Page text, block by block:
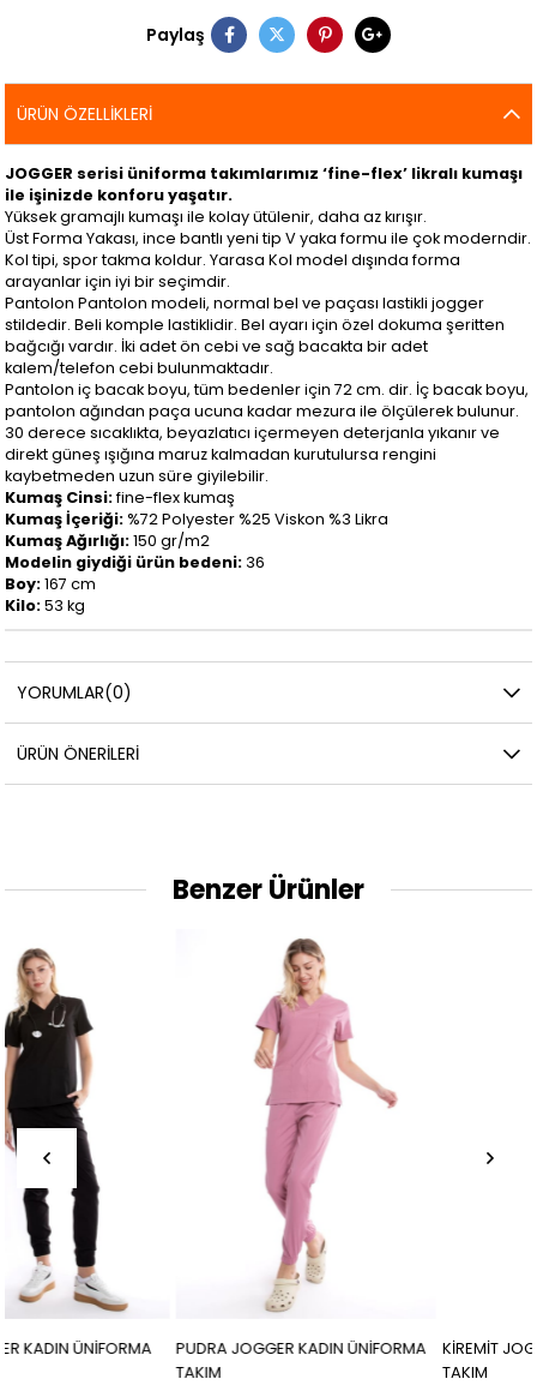
Paylaş
ÜRÜN ÖZELLIKLERI
JOGGER serisi üniforma takımlarımız ‘fine-flex’ likralı kumaşı
ile işinizde konforu yaşatır.
Yüksek gramajlı kumaşı ile kolay ütülenir, daha az kırışır.
Üst Forma Yakası, ince bantlı yeni tip V yaka formu ile çok moderndir.
Kol tipi, spor takma koldur. Yarasa Kol model dışında forma
arayanlar için iyi bir seçimdir.
Pantolon Pantolon modeli, normal bel ve paçası lastikli jogger
stildedir. Beli komple lastiklidir. Bel ayarı için özel dokuma şeritten
bağcığı vardır. İki adet ön cebi ve sağ bacakta bir adet
kalem/telefon cebi bulunmaktadır.
Pantolon iç bacak boyu, tüm bedenler için 72 cm. dir. İç bacak boyu,
pantolon ağından paça ucuna kadar mezura ile ölçülerek bulunur.
30 derece sıcaklıkta, beyazlatıcı içermeyen deterjanla yıkanır ve
direkt güneş ışığına maruz kalmadan kurutulursa rengini
kaybetmeden uzun süre giyilebilir.
Kumaş Cinsi:fine-flex kumaş
Kumaş İçeriği:%72 Polyester %25 Viskon %3 Likra
Kumaş Ağırlığı:150 gr/m2
Modelin giydiği ürün bedeni: 36
Boy:167 cm
Kilo:53 kg
YORUMLAR(0)
ÜRÜN ÖNERILERI
Benzer Ürünler
PUDRA JOGGER KADIN ÜNİFORMA
KİREMİT JOGGER KADIN